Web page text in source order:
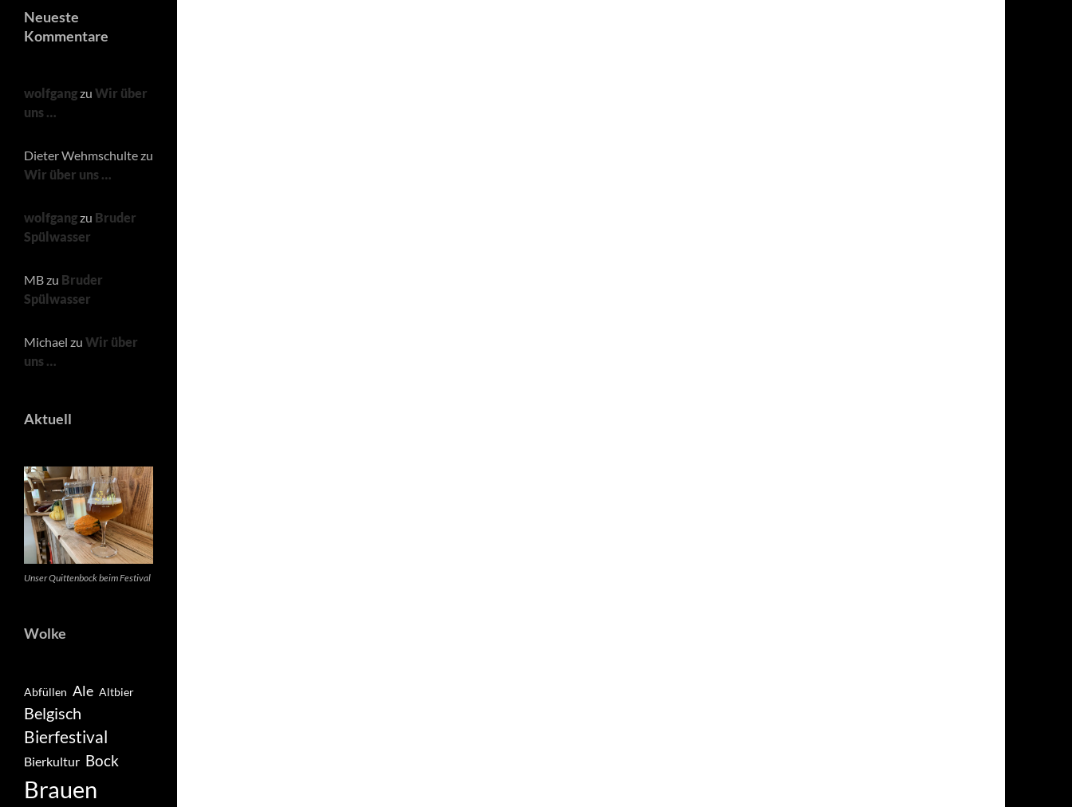
Neueste
Kommentare
wolfgangzu Wir über
uns …
Dieter Wehmschultezu
Wir über uns …
wolfgangzu Bruder
Spülwasser
MBzu Bruder
Spülwasser
Michael zu Wir über
uns …
Aktuell
Unser Quittenbock beim Festival
Wolke
Abfüllen Ale Altbier
Belgisch
Bierfestival
Bierkultur Bock
Brauen